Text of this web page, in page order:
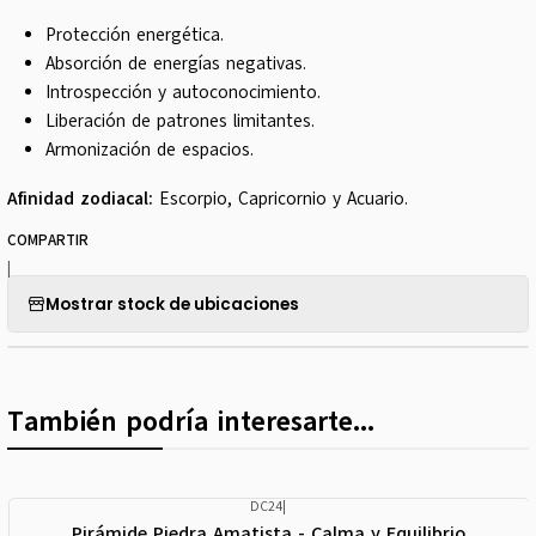
Protección energética.
Absorción de energías negativas.
Introspección y autoconocimiento.
Liberación de patrones limitantes.
Armonización de espacios.
Afinidad zodiacal: Escorpio, Capricornio y Acuario.
COMPARTIR
|
Mostrar stock de ubicaciones
También podría interesarte...
DC24